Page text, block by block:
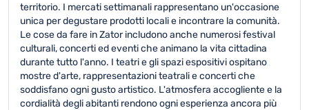
territorio. I mercati settimanali rappresentano un'occasione
unica per degustare prodotti locali e incontrare la comunità.
Le cose da fare in Zator includono anche numerosi festival
culturali, concerti ed eventi che animano la vita cittadina
durante tutto l'anno. I teatri e gli spazi espositivi ospitano
mostre d'arte, rappresentazioni teatrali e concerti che
soddisfano ogni gusto artistico. L'atmosfera accogliente e la
cordialità degli abitanti rendono ogni esperienza ancora più